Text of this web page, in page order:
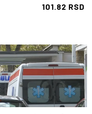
101.82 RSD